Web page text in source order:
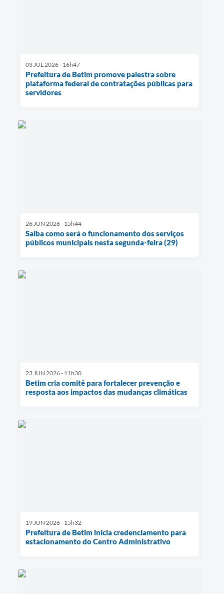
03 JUL 2026 - 16h47
Prefeitura de Betim promove palestra sobre
plataforma federal de contratações públicas para
servidores
26 JUN 2026 - 15h44
Saiba como será o funcionamento dos serviços
públicos municipais nesta segunda-feira (29)
23 JUN 2026 - 11h30
Betim cria comitê para fortalecer prevenção e
resposta aos impactos das mudanças climáticas
19 JUN 2026 - 15h32
Prefeitura de Betim inicia credenciamento para
estacionamento do Centro Administrativo